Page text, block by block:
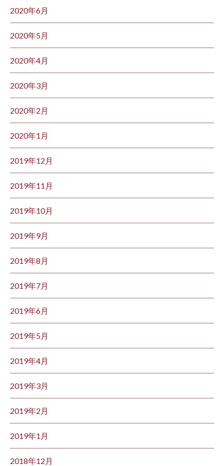
2020年6月
2020年5月
2020年4月
2020年3月
2020年2月
2020年1月
2019年12月
2019年11月
2019年10月
2019年9月
2019年8月
2019年7月
2019年6月
2019年5月
2019年4月
2019年3月
2019年2月
2019年1月
2018年12月